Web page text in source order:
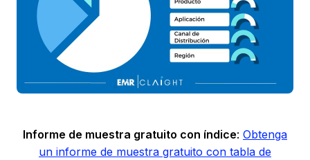
Informe de muestra gratuito con índice: Obtenga
un informe de muestra gratuito con tabla de